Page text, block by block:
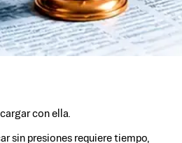
con ella.
sin presiones requiere tiempo,